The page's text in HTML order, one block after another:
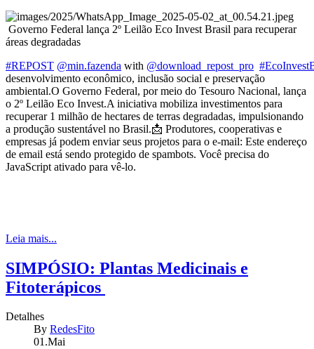
Governo Federal lança 2º Leilão Eco Invest Brasil para recuperar
áreas degradadas
#REPOST @min.fazenda with @download_repost_pro
desenvolvimento econômico, inclusão social e preservação
ambiental.O Governo Federal, por meio do Tesouro Nacional, lança
o 2º Leilão Eco Invest.A iniciativa mobiliza investimentos para
recuperar 1 milhão de hectares de terras degradadas, impulsionando
a produção sustentável no Brasil.📩 Produtores, cooperativas e
empresas já podem enviar seus projetos para o e-mail: Este endereço
de email está sendo protegido de spambots. Você precisa do
JavaScript ativado para vê-lo.
Leia mais...
SIMPÓSIO: Plantas Medicinais e
Fitoterápicos
Detalhes
By RedesFito
01.Mai